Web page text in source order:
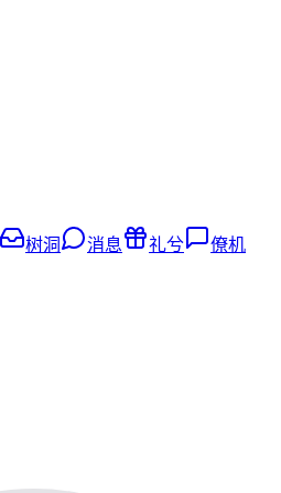
树洞 消息 礼兮 僚机